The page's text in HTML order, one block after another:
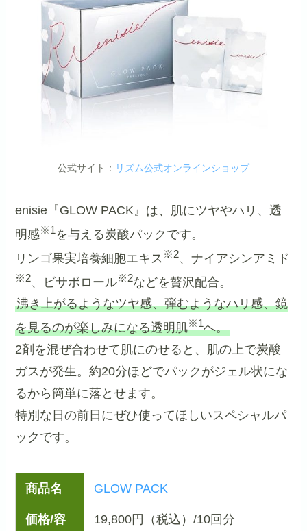
公式サイト： リズム公式オンラインショップ
enisie『GLOW PACK』は、肌にツヤやハリ、透
明感※1を与える炭酸パックです。
リンゴ果実培養細胞エキス ※2、ナイアシンアミド
※2、ビサボロール※2などを贅沢配合。
沸き上がるようなツヤ感、弾むようなハリ感、鏡
を見るのが楽しみになる透明肌※1へ。
2剤を混ぜ合わせて肌にのせると、肌の上で炭酸
ガスが発生。約20分ほどでパックがジェル状にな
るから簡単に落とせます。
特別な日の前日にぜひ使ってほしいスペシャルパ
ックです。
商品名 GLOW PACK
価格/容
19,800円（税込）/10回分